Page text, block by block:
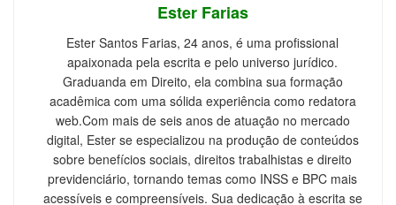
Ester Farias
Ester Santos Farias, 24 anos, é uma profissional
apaixonada pela escrita e pelo universo jurídico.
Graduanda em Direito, ela combina sua formação
acadêmica com uma sólida experiência como redatora
web.Com mais de seis anos de atuação no mercado
digital, Ester se especializou na produção de conteúdos
sobre benefícios sociais, direitos trabalhistas e direito
previdenciário, tornando temas como INSS e BPC mais
acessíveis e compreensíveis. Sua dedicação à escrita se